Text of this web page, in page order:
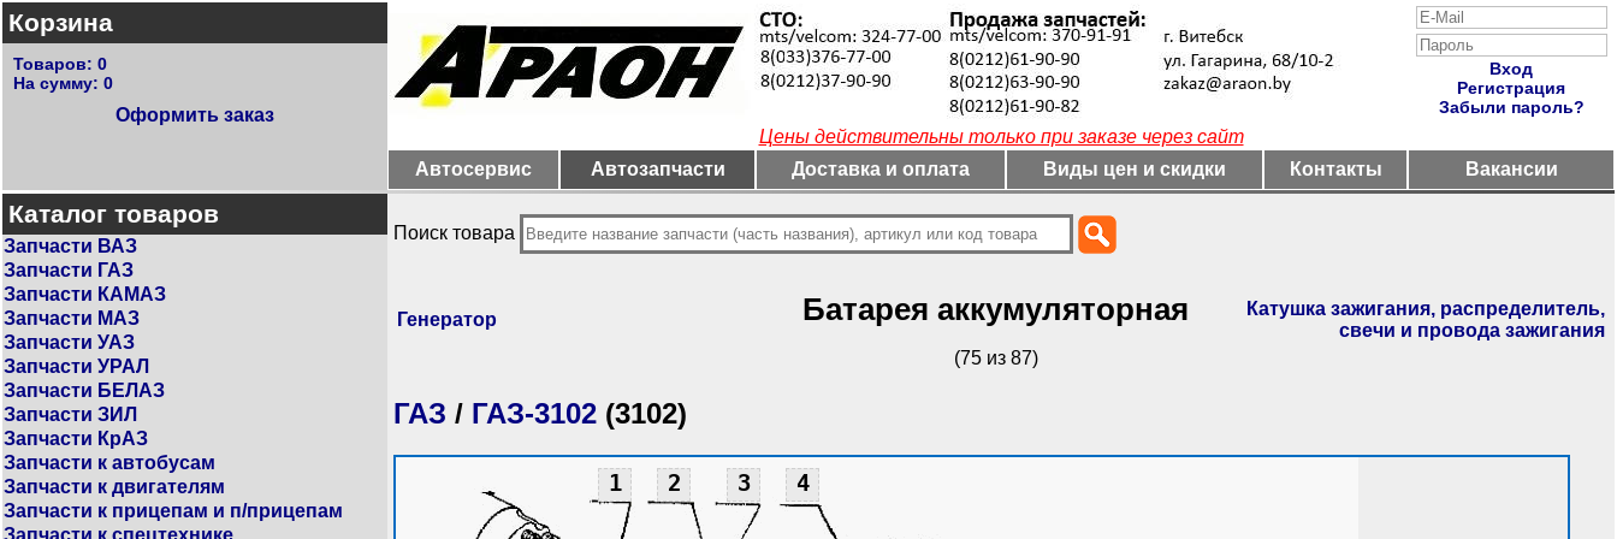
Корзина
Товаров: 0
На сумму: 0
Оформить заказ
Вход
Регистрация
Забыли пароль?
Цены действительны только при заказе через сайт
Автосервис
Автозапчасти Доставка и оплата Виды цен и скидки Контакты Вакансии
Каталог товаров
Запчасти ВАЗ
Запчасти ГАЗ
Запчасти КАМАЗ
Запчасти МАЗ
Запчасти УАЗ
Запчасти УРАЛ
Запчасти БЕЛАЗ
Запчасти ЗИЛ
Запчасти КрАЗ
Запчасти к автобусам
Запчасти к двигателям
Запчасти к прицепам и п/прицепам
Запчасти к спецтехнике
Поиск товара
Генератор Батарея аккумуляторная
(75 из 87)
Катушка зажигания, распределитель,
свечи и провода зажигания
ГАЗ / ГАЗ-3102 (3102)
1 2 3 4